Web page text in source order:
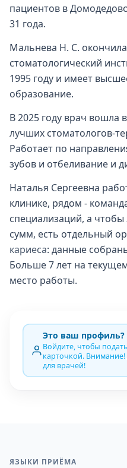
пациентов в
31 года.
Мальнева Н. С.
стоматологический
1995 году и имеет
образование.
В 2025 году врач вошла
лучших стоматологов-
Работает по
зубов и отбеливание и
Наталья Сергеевна
клинике, рядом -
специализаций, а
сумм, есть отдельный
кариеса: данные
Больше 7 лет на
место работы.
Это ваш профиль?
Войдите, чтобы
карточкой.
для врачей!
ЯЗЫКИ ПРИЁМА